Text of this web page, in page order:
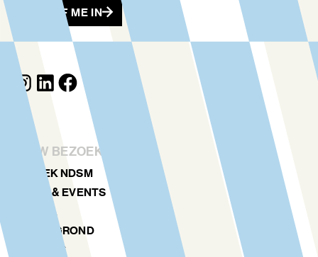
JOUW BEZOEK
ONTDEK NDSM
KUNST & EVENTS
AGENDA
PLATTEGROND
LOCATIES
SCHRIJF ME IN